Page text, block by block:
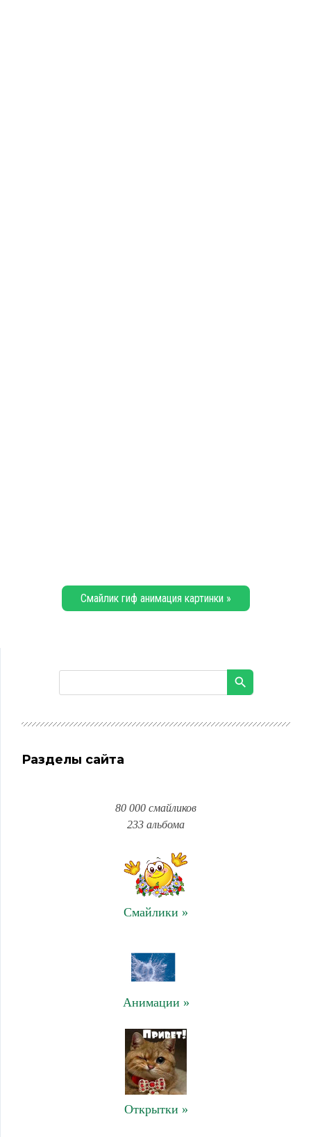
Смайлик гиф анимация картинки »
Разделы сайта
80 000 смайликов
233 альбома
Смайлики »
Анимации »
Открытки »